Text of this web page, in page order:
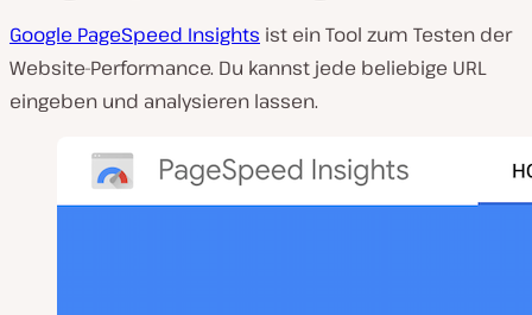
Google PageSpeed Insights ist ein Tool zum Testen der
Website-Performance. Du kannst jede beliebige URL
eingeben und analysieren lassen.